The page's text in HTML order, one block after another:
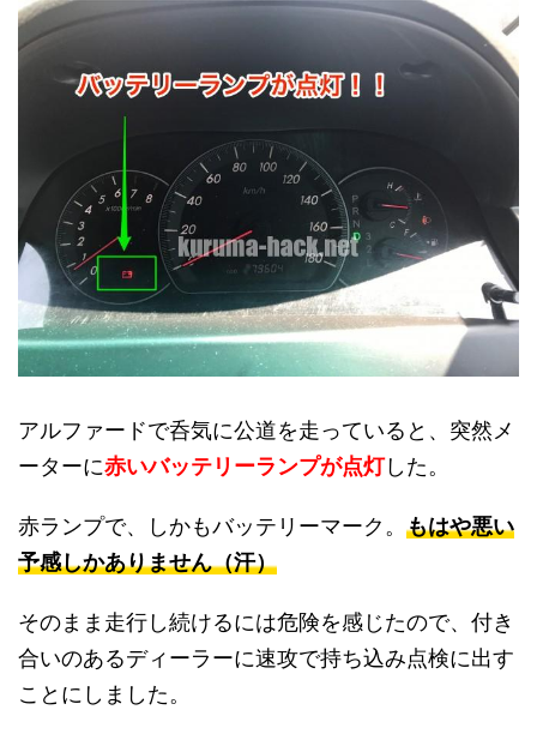
アルファードで呑気に公道を走っていると、突然メ
ーターに赤いバッテリーランプが点灯した。
赤ランプで、しかもバッテリーマーク。 もはや悪い
予感しかありません（汗）
そのまま走行し続けるには危険を感じたので、付き
合いのあるディーラーに速攻で持ち込み点検に出す
ことにしました。